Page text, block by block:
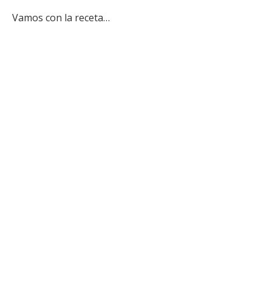
Vamos con la receta…